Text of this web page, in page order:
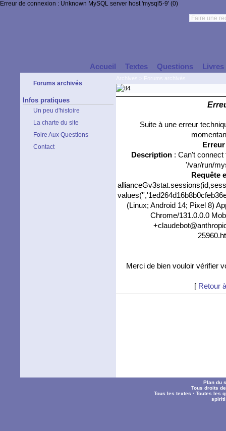
Erreur de connexion : Unknown MySQL server host 'mysql5-9' (0)
Accueil Textes Questions Livres
Forums archivés
Infos pratiques
Un peu d'histoire
La charte du site
Foire Aux Questions
Contact
Suite à une erreur
Description: Can't connect
'/var/run/
Requête
(Linux; Android 14; Pixel 8)
Chrome/131.0.0.0
Merci de bien vouloir vérifier
[ Retour
Plan du
Tous droits
Tous les textes ·Toutes les